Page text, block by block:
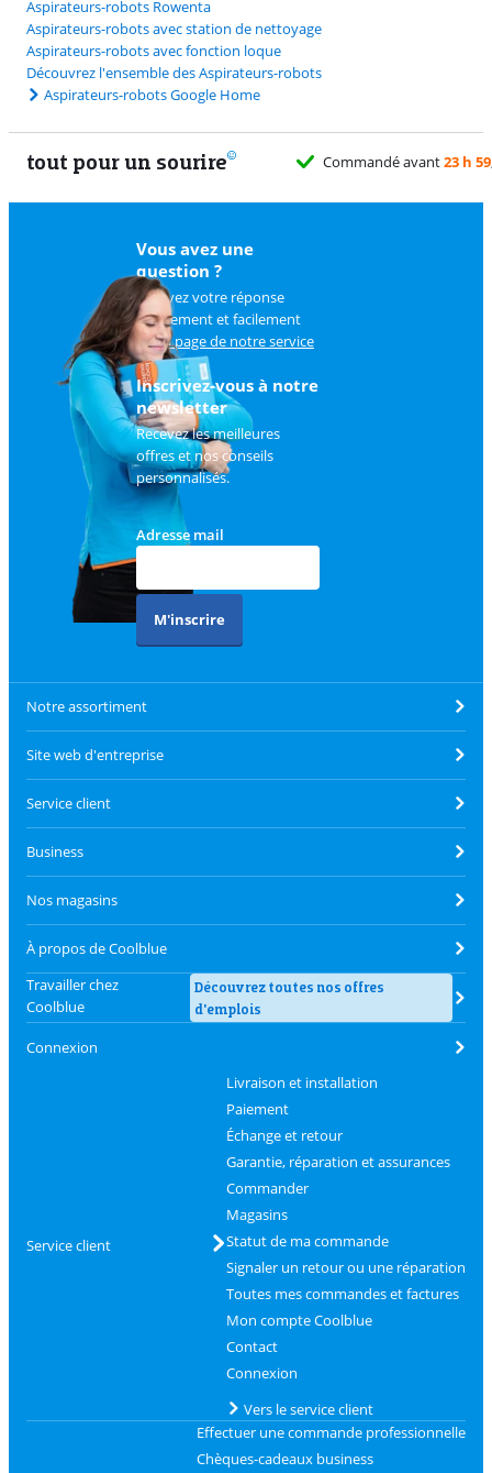
Aspirateurs-robots Rowenta
Aspirateurs-robots avec station de nettoyage
Aspirateurs-robots avec fonction loque
Découvrez l'ensemble des Aspirateurs-robots
Aspirateurs-robots Google Home
tout pour un sourire
Vous avez une
question ?
Trouvez votre réponse
rapidement et facilement
surla page de notre service
client.
Inscrivez-vous à notre
newsletter
Recevez les meilleures
offres et nos conseils
personnalisés.
Adresse mail
M'inscrire
Notre assortiment
Site web d'entreprise
Service client
Business
Nos magasins
À propos de Coolblue
Travailler chez
Coolblue
Découvrez toutes nos offres
d'emplois
Connexion
Service client
Livraison et installation
Paiement
Échange et retour
Garantie, réparation et assurances
Commander
Magasins
Statut de ma commande
Signaler un retour ou une réparation
Toutes mes commandes et factures
Mon compte Coolblue
Contact
Connexion
Vers le service client
Effectuer une commande professionnelle
Chèques-cadeaux business